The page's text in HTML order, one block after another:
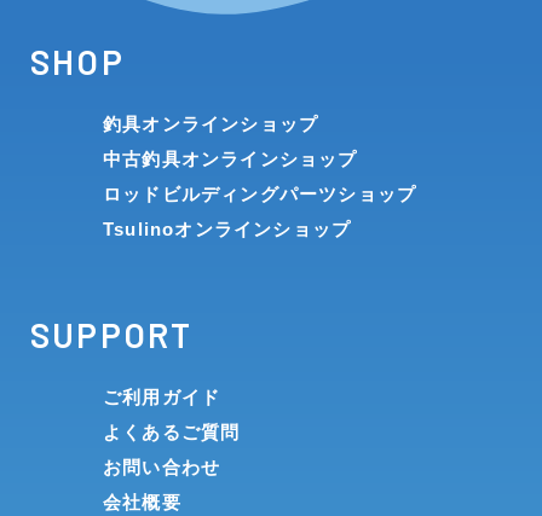
SHOP
釣具オンラインショップ
中古釣具オンラインショップ
ロッドビルディングパーツショップ
Tsulinoオンラインショップ
SUPPORT
ご利用ガイド
よくあるご質問
お問い合わせ
会社概要